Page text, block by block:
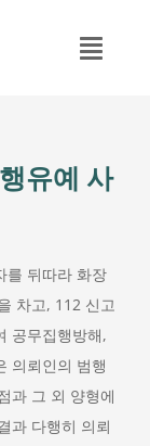
유예 사
를 뒤따라 화장
차고, 112 신고
공무집행방해,
의뢰인의 범행
과 그 외 양형에
과 다행히 의뢰